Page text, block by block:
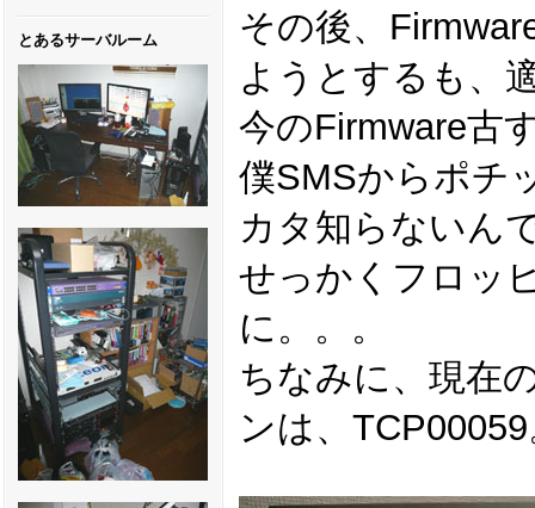
とあるサーバルーム
その後、
ようとするも、
今のFirmware古
僕SMSからポチ
カタ知らないん
せっかくフロッ
に。。。
ちなみに、現在
ンは、